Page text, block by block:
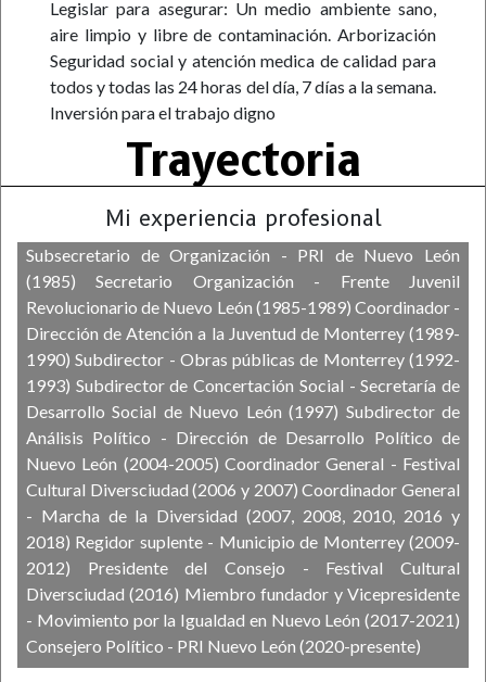
Legislar para asegurar: Un medio ambiente sano,
aire limpio y libre de contaminación. Arborización
Seguridad social y atención medica de calidad para
todos y todas las 24 horas del día, 7 días a la semana.
Inversión para el trabajo digno
Trayectoria
Mi experiencia profesional
Subsecretario de Organización - PRI de Nuevo León
(1985) Secretario Organización - Frente Juvenil
Revolucionario de Nuevo León (1985-1989) Coordinador -
Dirección de Atención a la Juventud de Monterrey (1989-
1990) Subdirector - Obras públicas de Monterrey (1992-
1993) Subdirector de Concertación Social - Secretaría de
Desarrollo Social de Nuevo León (1997) Subdirector de
Análisis Político - Dirección de Desarrollo Político de
Nuevo León (2004-2005) Coordinador General - Festival
Cultural Diversciudad (2006 y 2007) Coordinador General
- Marcha de la Diversidad (2007, 2008, 2010, 2016 y
2018) Regidor suplente - Municipio de Monterrey (2009-
2012) Presidente del Consejo - Festival Cultural
Diversciudad (2016) Miembro fundador y Vicepresidente
- Movimiento por la Igualdad en Nuevo León (2017-2021)
Consejero Político - PRI Nuevo León (2020-presente)